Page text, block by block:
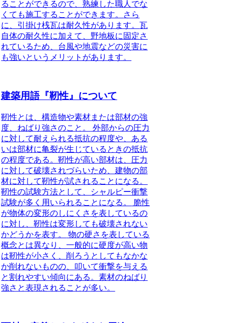
ることができるので、熟練した職人でな
くても施工することができます。
さら
に、引掛け桟瓦は耐久性があります。瓦
自体の耐久性に加えて、野地板に固定さ
れているため、台風や地震などの災害に
も強いというメリットがあります。
建築用語『靭性』について
靭性とは、構造物や素材または部材の強
度、ねばり強さのこと。
外部からの圧力
に対して耐えられる抵抗の程度や、ある
いは部材に亀裂が生じているときの抵抗
の程度である。靭性が高い部材は、圧力
に対して破壊されづらいため、建物の部
材に対して靭性が試されることになる。
靭性の試験方法として、シャルピー衝撃
試験が多く用いられることになる。
脆性
が物体の変形のしにくさを表しているの
に対し、靭性は変形しても破壊されない
かどうかを表す。
物の硬さを表している
概念とは異なり、一般的に硬度が高い物
は靭性が小さく、削ろうとしてもなかな
か削れないものの、叩いて衝撃を与える
と割れやすい傾向にある。素材のねばり
強さと表現されることが多い。